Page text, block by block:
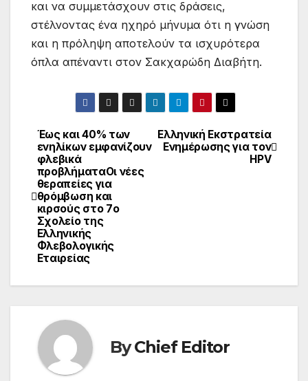
και να συμμετάσχουν στις δράσεις,
στέλνοντας ένα ηχηρό μήνυμα ότι η γνώση
και η πρόληψη αποτελούν τα ισχυρότερα
όπλα απέναντι στον Σακχαρώδη Διαβήτη.
Post
navigation
Ελληνική Εκστρατεία
Ενημέρωσης για τον
HPV
Έως και 40% των
ενηλίκων εμφανίζουν
φλεβικά
προβλήματαΟι νέες
θεραπείες για
θρόμβωση και
κιρσούς στο 7ο
Σχολείο της
Ελληνικής
Φλεβολογικής
Εταιρείας
ByChief Editor